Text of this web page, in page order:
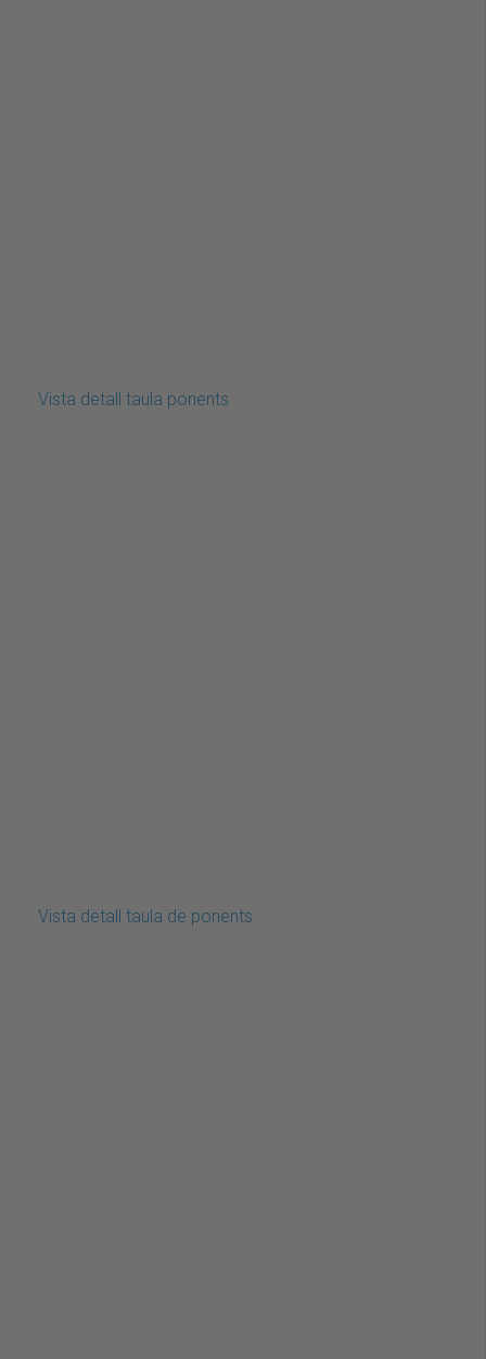
Vista detall taula ponents
Vista detall taula de ponents